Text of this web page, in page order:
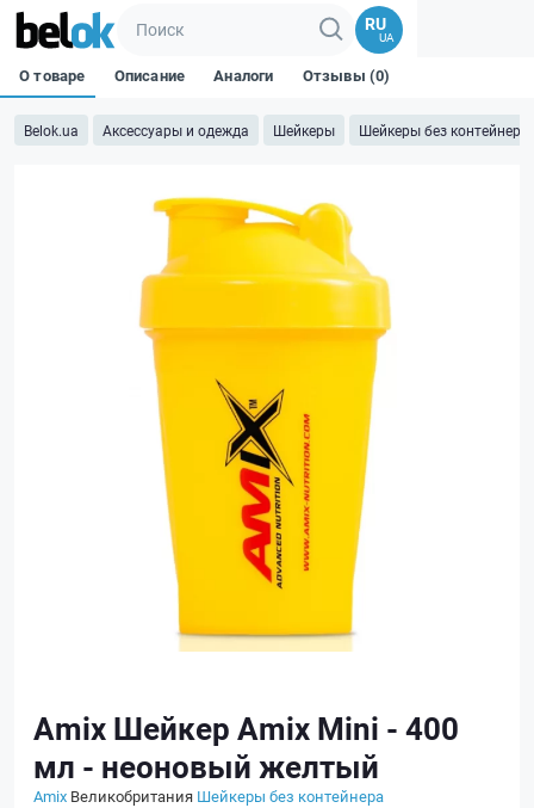
RU
UA
Belok.ua Аксессуары и одежда Шейкеры Шейкеры без контейнера
О товаре Описание Аналоги Отзывы (0)
Amix Шейкер Amix Mini - 400
мл - неоновый желтый
Amix Великобритания Шейкеры без контейнера